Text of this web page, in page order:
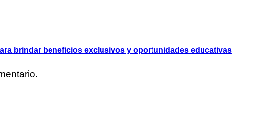
brindar beneficios exclusivos y oportunidades educativas